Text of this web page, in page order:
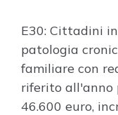
E30: Cittadini
patologia
familiare con
riferito all'anno
46.600 euro,